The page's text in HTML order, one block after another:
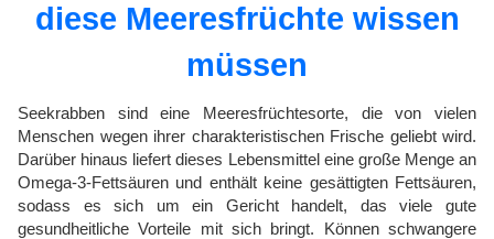
o
diese Meeresfrüchte wissen
müssen
Seekrabben sind eine Meeresfrüchtesorte, die von vielen
Menschen wegen ihrer charakteristischen Frische geliebt wird.
Darüber hinaus liefert dieses Lebensmittel eine große Menge an
Omega-3-Fettsäuren und enthält keine gesättigten Fettsäuren,
sodass es sich um ein Gericht handelt, das viele gute
gesundheitliche Vorteile mit sich bringt. Können schwangere